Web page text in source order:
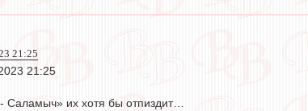
21:25
21:25
Саламыч» их хотя бы отпиздит…